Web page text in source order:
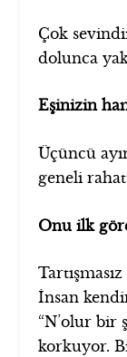
Çok
dolunca
Eşinizin
Üçüncü
geneli
Onu ilk
İnsan
“N’olur bir
korkuyor.